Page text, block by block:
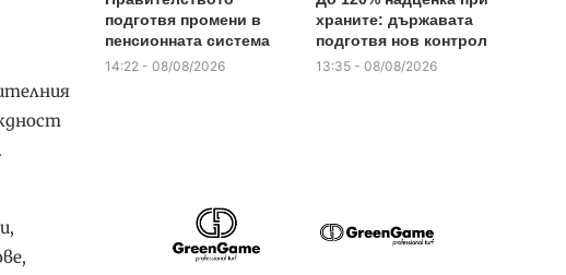
подготвя промени в
пенсионната система
14:22 - 08/08/2026
храните: държавата
подготвя нов контрол
13:35 - 08/08/2026